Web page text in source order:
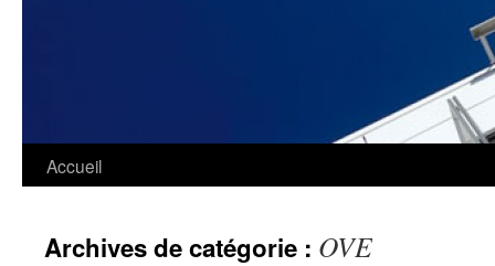
Accueil
Archives de catégorie : OVE